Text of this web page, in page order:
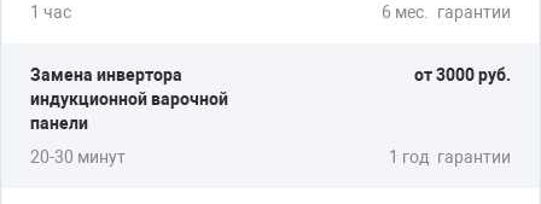
1 час 6 мес. гарантии
Замена инвертора
индукционной варочной
панели
от 3000 руб.
20-30 минут 1 год гарантии